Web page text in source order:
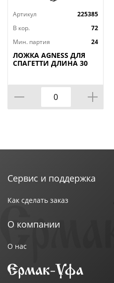
Артикул
225385
В кор.
72
Мин. партия
24
ЛОЖКА AGNESS ДЛЯ
СПАГЕТТИ ДЛИНА 30
Сервис и поддержка
Как сделать заказ
О компании
О нас